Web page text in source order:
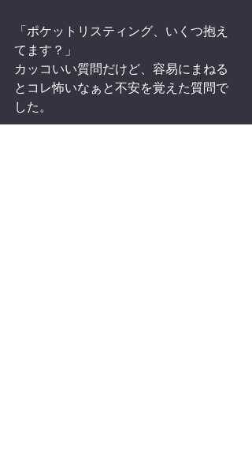
「ポケットリスティング、いくつ抱え
てます？」
カッコいい質問だけど、容易にまねる
とコレ怖いなぁと不安を覚えた質問で
した。